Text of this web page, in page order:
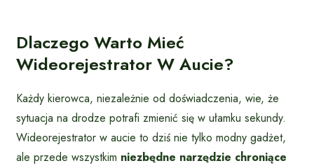
Dlaczego Warto Mieć
Wideorejestrator W Aucie?
Każdy kierowca, niezależnie od doświadczenia, wie, że
sytuacja na drodze potrafi zmienić się w ułamku sekundy.
Wideorejestrator w aucie to dziś nie tylko modny gadżet,
ale przede wszystkim niezbędne narzędzie chroniące